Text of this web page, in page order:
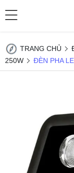
TRANG CHỦ
250W
ĐÈN PHA